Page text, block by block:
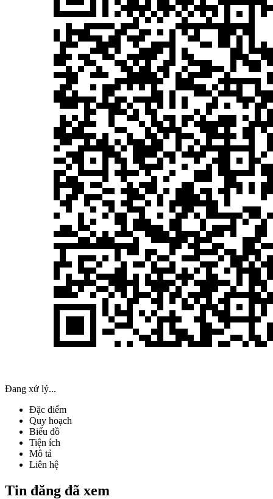
Đang xử lý...
Đặc điểm
Quy hoạch
Biểu đồ
Tiện ích
Mô tả
Liên hệ
Tin đăng đã xem